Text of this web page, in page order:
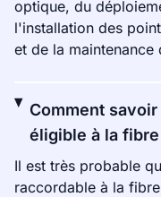
optique, du
l'installation des
et de la maintenance
Comment
éligible à la fibre
Il est très probable
raccordable à la